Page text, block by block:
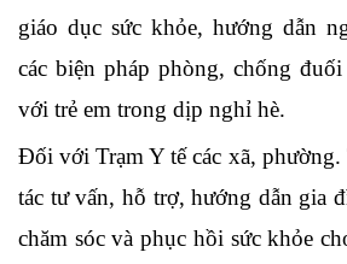
giáo dục sức khỏe, hướng dẫn
các biện pháp phòng, chống
với trẻ em trong dịp nghỉ hè.
Đối với Trạm Y tế các xã, phường.
tác tư vấn, hỗ trợ, hướng dẫn gia
chăm sóc và phục hồi sức khỏe